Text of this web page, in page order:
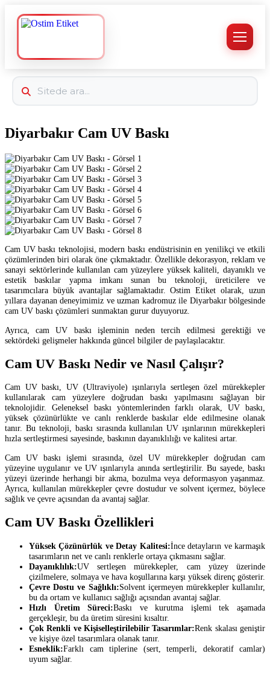
Diyarbakır Cam UV Baskı
Cam UV baskı teknolojisi, modern baskı endüstrisinin en yenilikçi ve etkili
çözümlerinden biri olarak öne çıkmaktadır. Özellikle dekorasyon, reklam ve
sanayi sektörlerinde kullanılan cam yüzeylere yüksek kaliteli, dayanıklı ve
estetik baskılar yapma imkanı sunan bu teknoloji, üreticilere ve
tasarımcılara büyük avantajlar sağlamaktadır. Ostim Etiket olarak, uzun
yıllara dayanan deneyimimiz ve uzman kadromuz ile Diyarbakır bölgesinde
cam UV baskı çözümleri sunmaktan gurur duyuyoruz.
Ayrıca, cam UV baskı işleminin neden tercih edilmesi gerektiği ve
sektördeki gelişmeler hakkında güncel bilgiler de paylaşılacaktır.
Cam UV Baskı Nedir ve Nasıl Çalışır?
Cam UV baskı, UV (Ultraviyole) ışınlarıyla sertleşen özel mürekkepler
kullanılarak cam yüzeylere doğrudan baskı yapılmasını sağlayan bir
teknolojidir. Geleneksel baskı yöntemlerinden farklı olarak, UV baskı,
yüksek çözünürlükte ve canlı renklerde baskılar elde edilmesine olanak
tanır. Bu teknoloji, baskı sırasında kullanılan UV ışınlarının mürekkepleri
hızla sertleştirmesi sayesinde, baskının dayanıklılığı ve kalitesi artar.
Cam UV baskı işlemi sırasında, özel UV mürekkepler doğrudan cam
yüzeyine uygulanır ve UV ışınlarıyla anında sertleştirilir. Bu sayede, baskı
yüzeyi üzerinde herhangi bir akma, bozulma veya deformasyon yaşanmaz.
Ayrıca, kullanılan mürekkepler çevre dostudur ve solvent içermez, böylece
sağlık ve çevre açısından da avantaj sağlar.
Cam UV Baskı Özellikleri
Yüksek Çözünürlük ve Detay Kalitesi:İnce detayların ve karmaşık
tasarımların net ve canlı renklerle ortaya çıkmasını sağlar.
Dayanıklılık:UV sertleşen mürekkepler, cam yüzey üzerinde
çizilmelere, solmaya ve hava koşullarına karşı yüksek direnç gösterir.
Çevre Dostu ve Sağlıklı:Solvent içermeyen mürekkepler kullanılır,
bu da ortam ve kullanıcı sağlığı açısından avantaj sağlar.
Hızlı Üretim Süreci:Baskı ve kurutma işlemi tek aşamada
gerçekleşir, bu da üretim süresini kısaltır.
Çok Renkli ve Kişiselleştirilebilir Tasarımlar:Renk skalası geniştir
ve kişiye özel tasarımlara olanak tanır.
Esneklik:Farklı cam tiplerine (sert, temperli, dekoratif camlar)
uyum sağlar.